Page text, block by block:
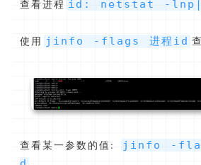
查看进程 id: netstat -
使用 jinfo -flags 进程id
查看某一参数的值:
jinfo -flag